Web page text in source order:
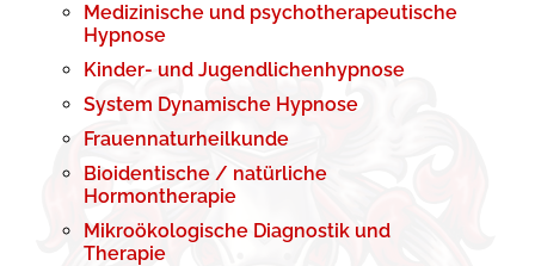
Medizinische und psychotherapeutische
Hypnose
Kinder- und Jugendlichenhypnose
System Dynamische Hypnose
Frauennaturheilkunde
Bioidentische / natürliche
Hormontherapie
Mikroökologische Diagnostik und
Therapie